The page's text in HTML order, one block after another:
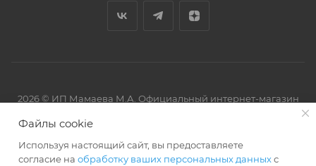
2026 © ИП Мамаева М.А. Официальный интернет-магазин
Файлы cookie
Используя настоящий сайт, вы предоставляете
согласие на обработку ваших персональных данныхс